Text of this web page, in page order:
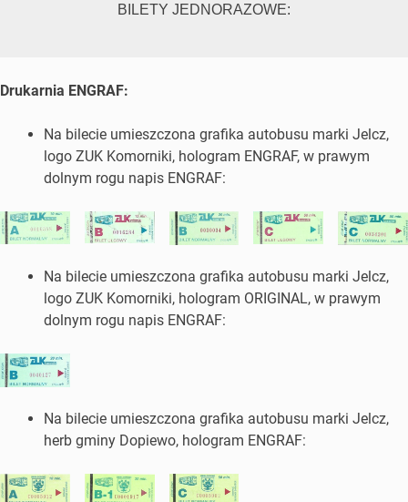
BILETY JEDNORAZOWE:
Drukarnia ENGRAF:
Na bilecie umieszczona grafika autobusu marki Jelcz,
logo ZUK Komorniki, hologram ENGRAF, w prawym
dolnym rogu napis ENGRAF:
Na bilecie umieszczona grafika autobusu marki Jelcz,
logo ZUK Komorniki, hologram ORIGINAL, w prawym
dolnym rogu napis ENGRAF:
Na bilecie umieszczona grafika autobusu marki Jelcz,
herb gminy Dopiewo, hologram ENGRAF: